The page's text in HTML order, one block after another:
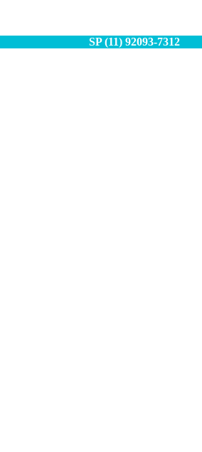
SP (11) 92093-7312